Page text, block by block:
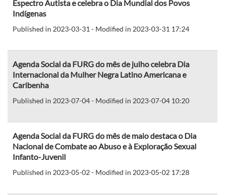
Espectro Autista e celebra o Dia Mundial dos Povos
Indígenas
Published in 2023-03-31 - Modified in 2023-03-31 17:24
Agenda Social da FURG do mês de julho celebra Dia
Internacional da Mulher Negra Latino Americana e
Caribenha
Published in 2023-07-04 - Modified in 2023-07-04 10:20
Agenda Social da FURG do mês de maio destaca o Dia
Nacional de Combate ao Abuso e à Exploração Sexual
Infanto-Juvenil
Published in 2023-05-02 - Modified in 2023-05-02 17:28